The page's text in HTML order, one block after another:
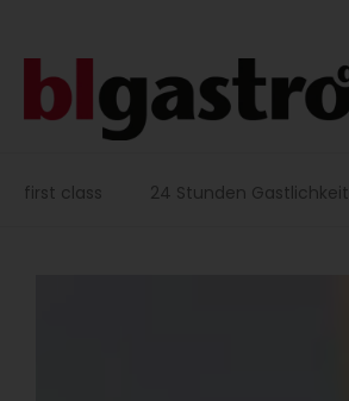
first class 24 Stunden Gastlichkeit